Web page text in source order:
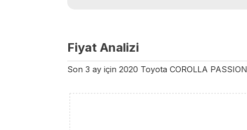
Fiyat Analizi
Son 3 ay için 2020 Toyota COROLLA PASSION